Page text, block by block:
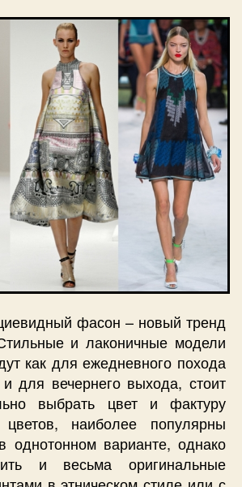
фасон – новый тренд
и лаконичные модели
как для ежедневного похода
для вечернего выхода, стоит
выбрать цвет и фактуру
наиболее популярны
однотонном варианте, однако
и весьма оригинальные